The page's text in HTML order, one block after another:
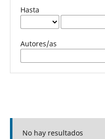
Hasta
Autores/as
No hay resultados